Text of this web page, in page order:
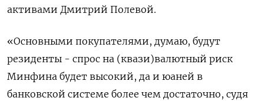
активами Дмитрий Полевой.
«Основными покупателями, думаю, будут
резиденты - спрос на (квази)валютный риск
Минфина будет высокий, да и юаней в
банковской системе более чем достаточно, судя